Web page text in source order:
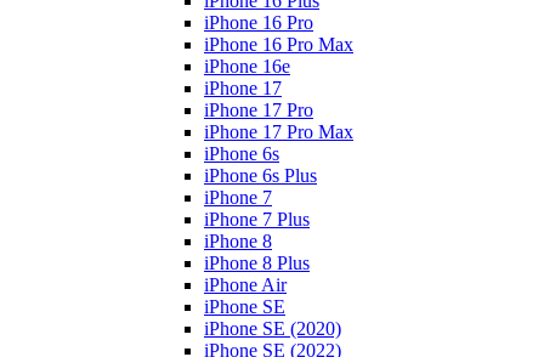
iPhone 16 Pro
iPhone 16 Pro Max
iPhone 16e
iPhone 17
iPhone 17 Pro
iPhone 17 Pro Max
iPhone 6s
iPhone 6s Plus
iPhone 7
iPhone 7 Plus
iPhone 8
iPhone 8 Plus
iPhone Air
iPhone SE
iPhone SE (2020)
iPhone SE (2022)